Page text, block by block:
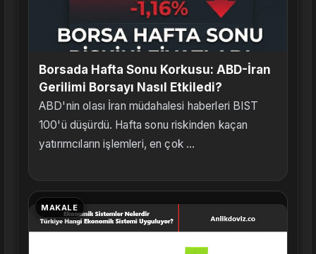
Borsada Hafta Sonu Korkusu: ABD-İran
Gerilimi Borsayı Nasıl Etkiledi?
ABD'nin olası İran müdahalesi haberleri BIST
100'ü düşürdü. Hafta sonu riskinden kaçan
yatırımcıların işlemleri, en çok ...
MAKALE